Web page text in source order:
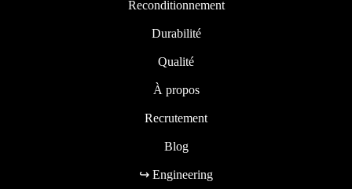
Reconditionnement
Durabilité
Qualité
À propos
Recrutement
Blog
↪ Engineering